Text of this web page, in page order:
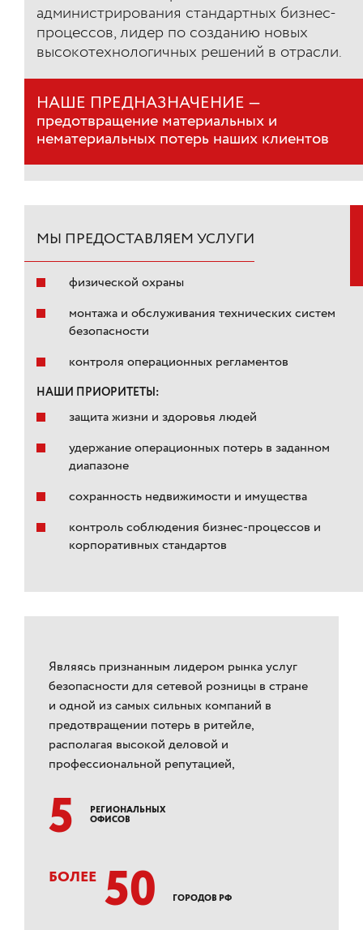
администрирования стандартных бизнес-
процессов, лидер по созданию новых
высокотехнологичных решений в отрасли.
НАШЕ ПРЕДНАЗНАЧЕНИЕ —
предотвращение материальных и
нематериальных потерь наших клиентов
МЫ ПРЕДОСТАВЛЯЕМ УСЛУГИ
физической охраны
монтажа и обслуживания технических систем
безопасности
контроля операционных регламентов
НАШИ ПРИОРИТЕТЫ:
защита жизни и здоровья людей
удержание операционных потерь в заданном
диапазоне
сохранность недвижимости и имущества
контроль соблюдения бизнес-процессов и
корпоративных стандартов
Являясь признанным лидером рынка услуг
безопасности для сетевой розницы в стране
и одной из самых сильных компаний в
предотвращении потерь в ритейле,
располагая высокой деловой и
профессиональной репутацией,
5 РЕГИОНАЛЬНЫХ
ОФИСОВ
БОЛЕЕ 50 ГОРОДОВ РФ